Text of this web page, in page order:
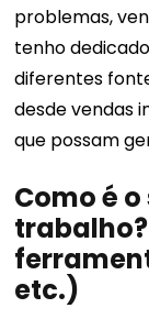
problemas,
tenho
diferentes
desde vendas
que possam
Como é
etc.)